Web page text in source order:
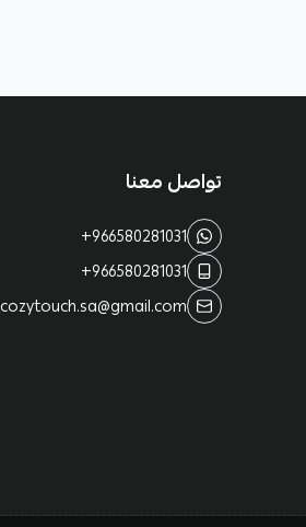
تواصل معنا
+966580281031
+966580281031
cozytouch.sa@gmail.com